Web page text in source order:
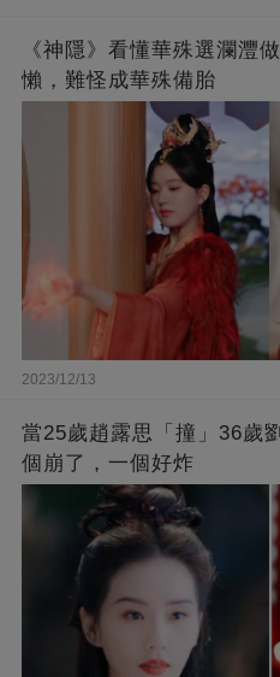
《神隱》看懂華殊選瀾灃
懶，難怪成華殊備胎
2023/12/13
當25歲趙露思「撞」36歲
個崩了，一個好炸